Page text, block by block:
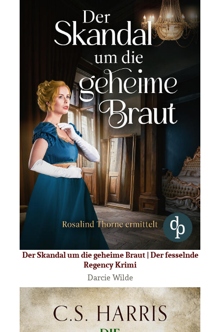
Der Skandal um die geheime Braut | Der fesselnde
Regency Krimi
Darcie Wilde